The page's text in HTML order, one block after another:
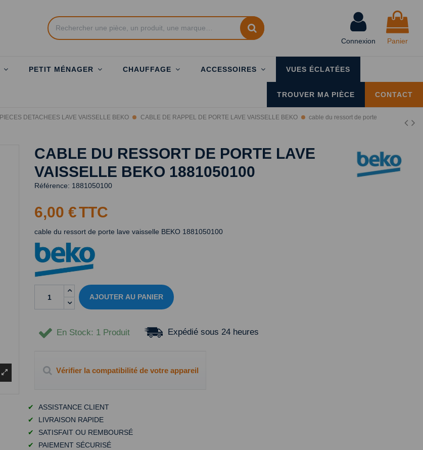
Connexion Panier
PETIT MÉNAGER CHAUFFAGE ACCESSOIRES VUES ÉCLATÉES
CONTACT
TROUVER MA PIÈCE
PIECES DETACHEES LAVE VAISSELLE BEKO CABLE DE RAPPEL DE PORTE LAVE VAISSELLE BEKO
cable du ressort de porte
CABLE DU RESSORT DE PORTE LAVE
VAISSELLE BEKO 1881050100
Référence: 1881050100
6,00 €TTC
cable du ressort de porte lave vaisselle BEKO 1881050100
AJOUTER AU PANIER
En Stock: 1 Produit Expédié sous 24 heures
Vérifier la compatibilité de votre appareil
✔
ASSISTANCE CLIENT
✔
LIVRAISON RAPIDE
✔
SATISFAIT OU REMBOURSÉ
✔
PAIEMENT SÉCURISÉ